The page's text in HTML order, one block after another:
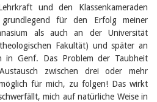
und den Klassenkameraden
für den Erfolg meiner
als auch an der Universität
Fakultät) und später an
in Genf. Das Problem der Taubheit
zwischen drei oder mehr
für mich, zu folgen! Das wirkt
mich auf natürliche Weise in